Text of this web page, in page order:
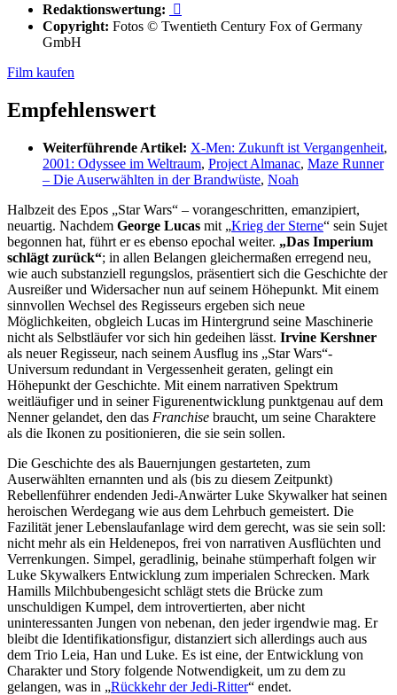
Redaktionswertung:

Copyright: Fotos © Twentieth Century Fox of Germany
GmbH
Film kaufen
Empfehlenswert
Weiterführende Artikel: X-Men: Zukunft ist Vergangenheit,
2001: Odyssee im Weltraum, Project Almanac, Maze Runner
– Die Auserwählten in der Brandwüste, Noah
Halbzeit des Epos „Star Wars“ – vorangeschritten, emanzipiert,
neuartig. Nachdem George Lucas mit „Krieg der Sterne“ sein Sujet
begonnen hat, führt er es ebenso epochal weiter. „Das Imperium
schlägt zurück“; in allen Belangen gleichermaßen erregend neu,
wie auch substanziell regungslos, präsentiert sich die Geschichte der
Ausreißer und Widersacher nun auf seinem Höhepunkt. Mit einem
sinnvollen Wechsel des Regisseurs ergeben sich neue
Möglichkeiten, obgleich Lucas im Hintergrund seine Maschinerie
nicht als Selbstläufer vor sich hin gedeihen lässt. Irvine Kershner
als neuer Regisseur, nach seinem Ausflug ins „Star Wars“-
Universum redundant in Vergessenheit geraten, gelingt ein
Höhepunkt der Geschichte. Mit einem narrativen Spektrum
weitläufiger und in seiner Figurenentwicklung punktgenau auf dem
Nenner gelandet, den das Franchise braucht, um seine Charaktere
als die Ikonen zu positionieren, die sie sein sollen.
Die Geschichte des als Bauernjungen gestarteten, zum
Auserwählten ernannten und als (bis zu diesem Zeitpunkt)
Rebellenführer endenden Jedi-Anwärter Luke Skywalker hat seinen
heroischen Werdegang wie aus dem Lehrbuch gemeistert. Die
Fazilität jener Lebenslaufanlage wird dem gerecht, was sie sein soll:
nicht mehr als ein Heldenepos, frei von narrativen Ausflüchten und
Verrenkungen. Simpel, geradlinig, beinahe stümperhaft folgen wir
Luke Skywalkers Entwicklung zum imperialen Schrecken. Mark
Hamills Milchbubengesicht schlägt stets die Brücke zum
unschuldigen Kumpel, dem introvertierten, aber nicht
uninteressanten Jungen von nebenan, den jeder irgendwie mag. Er
bleibt die Identifikationsfigur, distanziert sich allerdings auch aus
dem Trio Leia, Han und Luke. Es ist eine, der Entwicklung von
Charakter und Story folgende Notwendigkeit, um zu dem zu
gelangen, was in „Rückkehr der Jedi-Ritter“ endet.